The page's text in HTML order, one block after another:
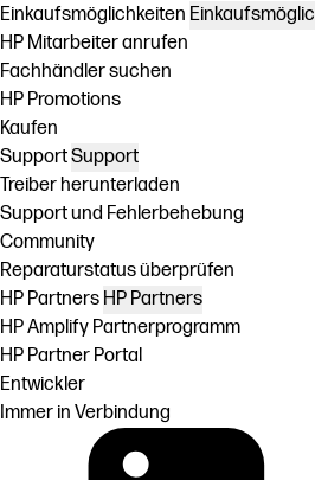
Einkaufsmöglichkeiten
HP Mitarbeiter anrufen
Fachhändler suchen
HP Promotions
Kaufen
SupportSupport
Treiber herunterladen
Support und Fehlerbehebung
Community
Reparaturstatus überprüfen
HP Partners HP Partners
HP Amplify Partnerprogramm
HP Partner Portal
Entwickler
Immer in Verbindung